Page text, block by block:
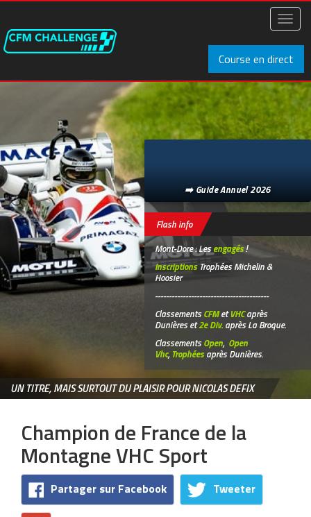
Aller
principal
Course en direct
➡️ Guide Annuel 2026
Flash info
Mont-Dore : Lesengagés!
InscriptionsTrophées Michelin &
Hoosier
-----------------------------------------
ClassementsCFMetVHCaprès
Dunières et2e Div. après La Broque.
ClassementsOpen, Open
Vhc, Trophéesaprès Dunières.
UN TITRE, MAIS SURTOUT DU PLAISIR POUR NICOLAS DEFIX
Champion de France de la
Montagne VHC Sport
Partager sur Facebook Tweeter